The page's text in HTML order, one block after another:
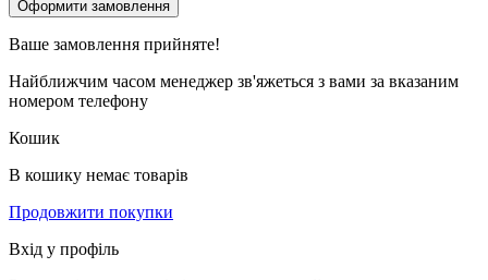
Ваше замовлення прийняте!
Найближчим часом менеджер зв'яжеться з вами за вказаним
номером телефону
Кошик
В кошику немає товарів
Продовжити покупки
Вхід у профіль